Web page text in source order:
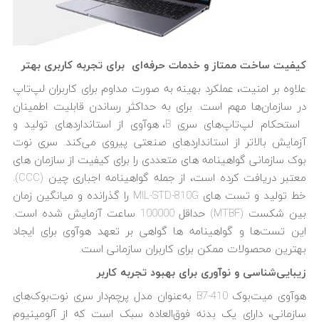
کیفیت ساخت ممتاز و خدمات حرفه‌‌ای برای تجربه کاربری بهتر
علاوه بر امنیت، عملکرد بهینه به صورت مداوم برای کاربران لپ‌تاپ
در سازمان‌ها مهم است. برای به حداکثر رساندن قابلیت اطمینان
استحکام لپ‌تاپ‌های سری B، هوآوی از استانداردهای تولید و
آزمایش بالاتر از استانداردهای صنعتی پیروی می‌کند. سری نوت
بوک‌ سازمانی گواهینامه های متعددی را برای کیفیت از سازمان های
معتبر دریافت کرده است، از جمله گواهینامه اجباری چین (CCC).
خط تولید و تست های MIL-STD-810G را گذرانده و میانگین زمان
بین شکست (MTBF) حداقل 100000 ساعت آزمایش شده است.
این تست‌ها و گواهینامه ها گواهی بر تعهد هوآوی برای ایجاد
بهترین محصولات ممکن برای کاربران سازمانی است.
زیبایی‌شناسی و نوآوری برای بهبود تجربه کاربر
هوآوی میت‌بوک B7-410 به‌عنوان مدل پرچم‌دار سری نوت‌بوک‌های
سازمانی، دارای یک بدنه فوق‌العاده سبک است که از آلومینیوم